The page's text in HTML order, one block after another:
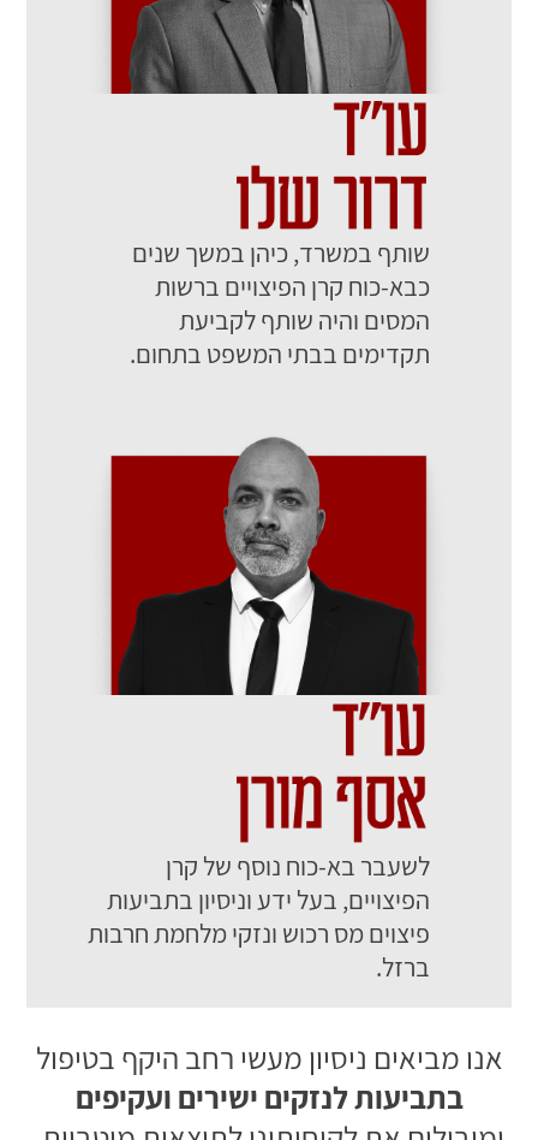
שותף במשרד, כיהן במשך שנים
כבא-כוח קרן הפיצויים ברשות
המסים והיה שותף לקביעת
תקדימים בבתי המשפט בתחום.
לשעבר בא-כוח נוסף של קרן
הפיצויים, בעל ידע וניסיון בתביעות
פיצוים מס רכוש ונזקי מלחמת חרבות
ברזל.
אנו מביאים ניסיון מעשי רחב היקף בטיפול
בתביעות לנזקים ישירים ועקיפים